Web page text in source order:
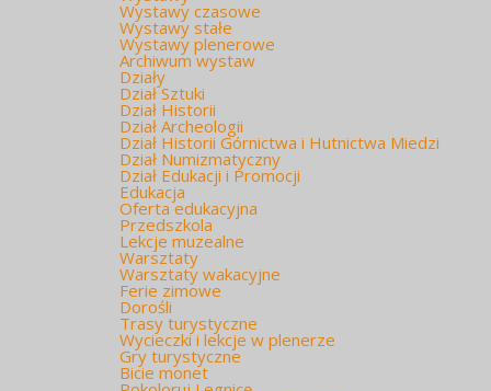
Wystawy czasowe
Wystawy stałe
Wystawy plenerowe
Archiwum wystaw
Działy
Dział Sztuki
Dział Historii
Dział Archeologii
Dział Historii Górnictwa i Hutnictwa Miedzi
Dział Numizmatyczny
Dział Edukacji i Promocji
Edukacja
Oferta edukacyjna
Przedszkola
Lekcje muzealne
Warsztaty
Warsztaty wakacyjne
Ferie zimowe
Dorośli
Trasy turystyczne
Wycieczki i lekcje w plenerze
Gry turystyczne
Bicie monet